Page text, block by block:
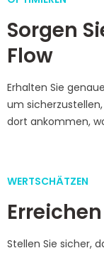
Sorgen
Flow
Erhalten Sie
um
dort ankommen,
WERTSCHÄTZEN
Stellen Sie sicher,